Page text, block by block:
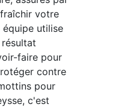
votre
utilise
faire pour
contre
pour
c'est